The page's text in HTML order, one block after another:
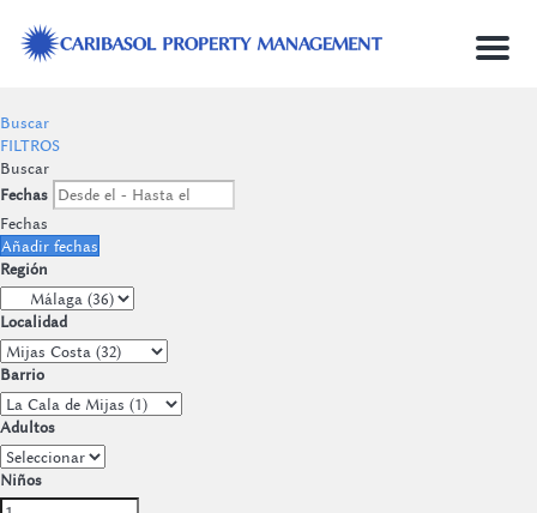
Menu
Buscar
FILTROS
Buscar
Fechas
Fechas
Añadir fechas
Región
Localidad
Barrio
Adultos
Niños